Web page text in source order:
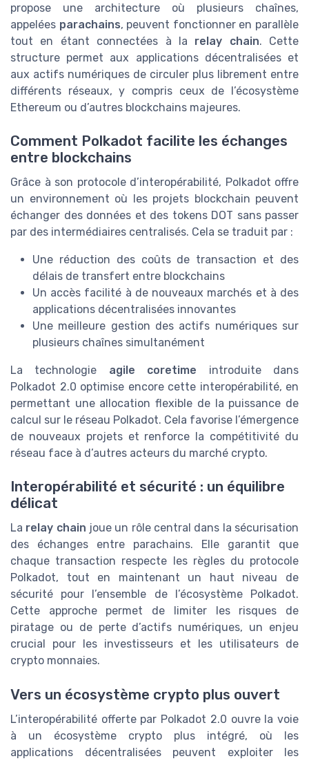
propose une architecture où plusieurs chaînes,
appelées parachains, peuvent fonctionner en parallèle
tout en étant connectées à la relay chain. Cette
structure permet aux applications décentralisées et
aux actifs numériques de circuler plus librement entre
différents réseaux, y compris ceux de l’écosystème
Ethereum ou d’autres blockchains majeures.
Comment Polkadot facilite les échanges
entre blockchains
Grâce à son protocole d’interopérabilité, Polkadot offre
un environnement où les projets blockchain peuvent
échanger des données et des tokens DOT sans passer
par des intermédiaires centralisés. Cela se traduit par :
Une réduction des coûts de transaction et des
délais de transfert entre blockchains
Un accès facilité à de nouveaux marchés et à des
applications décentralisées innovantes
Une meilleure gestion des actifs numériques sur
plusieurs chaînes simultanément
La technologie agile coretime introduite dans
Polkadot 2.0 optimise encore cette interopérabilité, en
permettant une allocation flexible de la puissance de
calcul sur le réseau Polkadot. Cela favorise l’émergence
de nouveaux projets et renforce la compétitivité du
réseau face à d’autres acteurs du marché crypto.
Interopérabilité et sécurité : un équilibre
délicat
La relay chain joue un rôle central dans la sécurisation
des échanges entre parachains. Elle garantit que
chaque transaction respecte les règles du protocole
Polkadot, tout en maintenant un haut niveau de
sécurité pour l’ensemble de l’écosystème Polkadot.
Cette approche permet de limiter les risques de
piratage ou de perte d’actifs numériques, un enjeu
crucial pour les investisseurs et les utilisateurs de
crypto monnaies.
Vers un écosystème crypto plus ouvert
L’interopérabilité offerte par Polkadot 2.0 ouvre la voie
à un écosystème crypto plus intégré, où les
applications décentralisées peuvent exploiter les